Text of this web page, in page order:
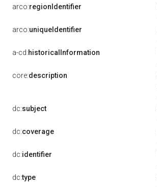
arco:regionIdentifier
arco:uniqueIdentifier
a-cd:historicalInformation
core:description
dc:subject
dc:coverage
dc:identifier
dc:type